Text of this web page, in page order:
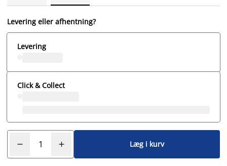
Levering eller afhentning?
Levering
Click & Collect
Læg i kurv